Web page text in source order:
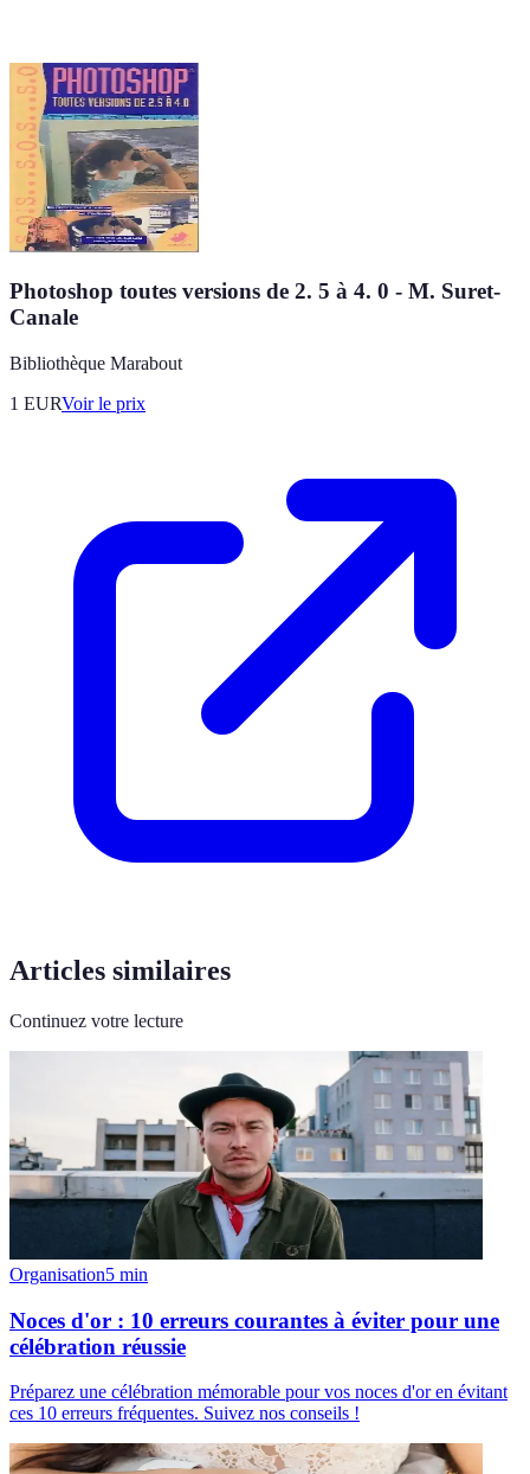
Photoshop toutes versions de 2. 5 à 4. 0 - M. Suret-
Canale
Bibliothèque Marabout
1 EURVoir le prix
Articles similaires
Continuez votre lecture
Organisation5 min
Noces d'or : 10 erreurs courantes à éviter pour une
célébration réussie
Préparez une célébration mémorable pour vos noces d'or en évitant
ces 10 erreurs fréquentes. Suivez nos conseils !